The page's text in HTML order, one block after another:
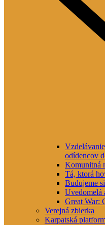
odídencov
Komunitná
Tá, ktorá
Budujeme
Uvedomelá
Great War:
Verejná zbierka
Karpatská